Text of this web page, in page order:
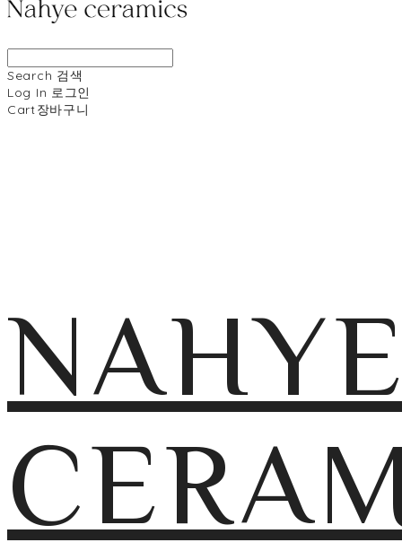
Search 검색
Log In 로그인
Cart장바구니